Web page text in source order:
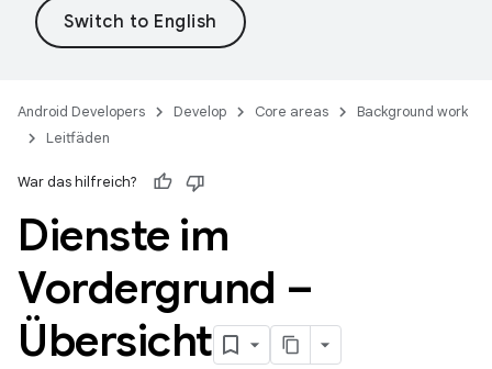
Android Developers Develop Core areas
Background work
Leitfäden
War das hilfreich?
Dienste im
Vordergrund –
Übersicht